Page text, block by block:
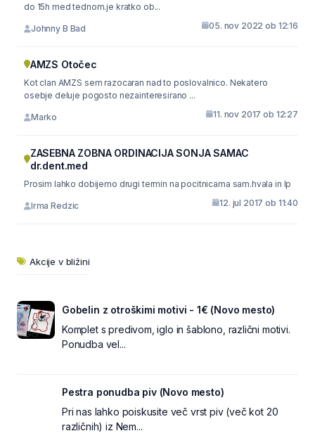
do 15h med tednom.je kratko ob...
Johnny B Bad 05. nov 2022 ob 12:16
AMZS Otočec
Kot clan AMZS sem razocaran nad to poslovalnico. Nekatero
osebje deluje pogosto nezainteresirano ...
Marko 11. nov 2017 ob 12:27
ZASEBNA ZOBNA ORDINACIJA SONJA SAMAC
dr.dent.med
Prosim lahko dobijemo drugi termin na pocitnicama sam.hvala in lp
Irma Redzic 12. jul 2017 ob 11:40
Akcije v bližini
Gobelin z otroškimi motivi - 1€ (Novo mesto)
Komplet s predivom, iglo in šablono, različni motivi.
Ponudba vel...
Pestra ponudba piv (Novo mesto)
Pri nas lahko poiskusite več vrst piv (več kot 20
različnih) iz Nem...